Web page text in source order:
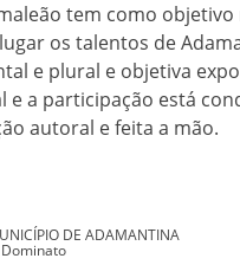
tem como
os talentos de
e plural e objetiva
e a participação está
autoral e feita a mão.
DE ADAMANTINA